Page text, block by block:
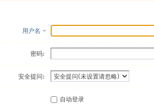
用户名
密码:
安全提问:
自动登录